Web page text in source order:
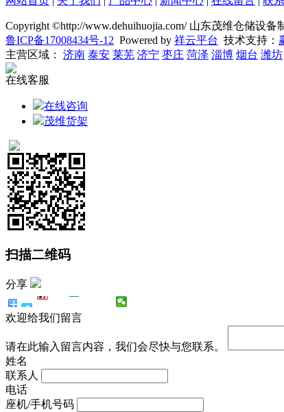
Copyright ©http://www.dehuihuojia.com/ 山东茂维仓储设
鲁ICP备17008434号-12 Powered by 祥云平台 技术支持：
主营区域： 济南 泰安 莱芜 济宁 枣庄 菏泽 淄博 烟台 潍坊
在线客服
在线咨询
茂维货架
扫描二维码
分享
欢迎给我们留言
请在此输入留言内容，我们会尽快与您联系。
姓名
联系人
电话
座机/手机号码